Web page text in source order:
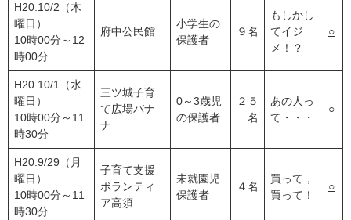
H20.10/2（木
曜日）
10時00分～12
時00分
府中公民館
小学生の
保護者
９名
もしかし
てイジ
メ！？
○
H20.10/1（水
曜日）
10時00分～11
時30分
三ツ城子育
て広場バナ
ナ
0～3歳児
の保護者
２５
名
あの人っ
て・・・
○
H20.9/29（月
曜日）
10時00分～11
時30分
子育て支援
ボランティ
ア高須
未就園児
保護者
４名
買って，
買って！
○